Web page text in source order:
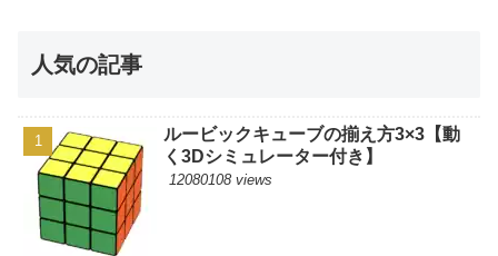
人気の記事
ルービックキューブの揃え方3×3【動
く3Dシミュレーター付き】
12080108 views